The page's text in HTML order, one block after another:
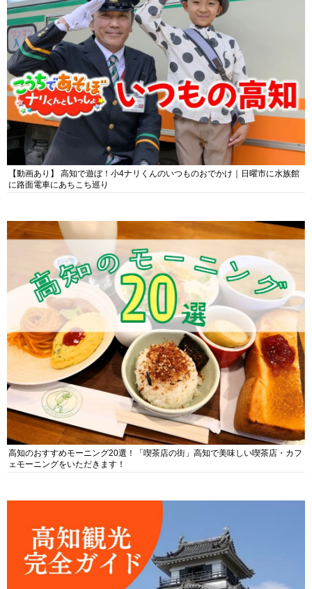
【動画あり】 高知で遊ぼ！小4ナリくんのいつものおでかけ｜日曜市に水族館
に路面電車にあちこち巡り
高知のおすすめモーニング20選！「喫茶店の街」高知で美味しい喫茶店・カフ
ェモーニングをいただきます！